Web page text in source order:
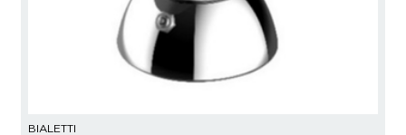
BIALETTI